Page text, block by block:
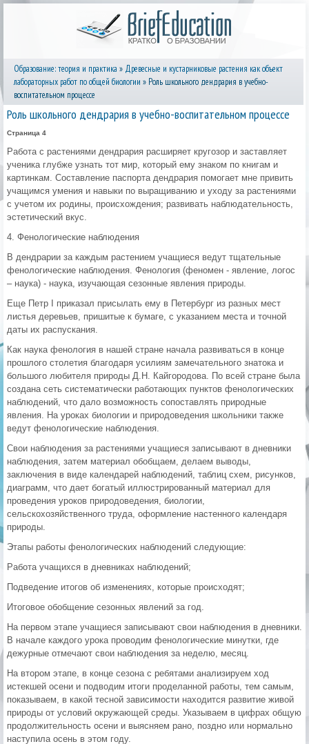
Образование: теория и практика » Древесные и кустарниковые растения как объект
лабораторных работ по общей биологии » Роль школьного дендрария в учебно-
воспитательном процессе
Роль школьного дендрария в учебно-воспитательном процессе
Страница 4
Работа с растениями дендрария расширяет кругозор и заставляет
ученика глубже узнать тот мир, который ему знаком по книгам и
картинкам. Составление паспорта дендрария помогает мне привить
учащимся умения и навыки по выращиванию и уходу за растениями
с учетом их родины, происхождения; развивать наблюдательность,
эстетический вкус.
4. Фенологические наблюдения
В дендрарии за каждым растением учащиеся ведут тщательные
фенологические наблюдения. Фенология (феномен - явление, логос
– наука) - наука, изучающая сезонные явления природы.
Еще Петр I приказал присылать ему в Петербург из разных мест
листья деревьев, пришитые к бумаге, с указанием места и точной
даты их распускания.
Как наука фенология в нашей стране начала развиваться в конце
прошлого столетия благодаря усилиям замечательного знатока и
большого любителя природы Д.Н. Кайгородова. По всей стране была
создана сеть систематически работающих пунктов фенологических
наблюдений, что дало возможность сопоставлять природные
явления. На уроках биологии и природоведения школьники также
ведут фенологические наблюдения.
Свои наблюдения за растениями учащиеся записывают в дневники
наблюдения, затем материал обобщаем, делаем выводы,
заключения в виде календарей наблюдений, таблиц схем, рисунков,
диаграмм, что дает богатый иллюстрированный материал для
проведения уроков природоведения, биологии,
сельскохозяйственного труда, оформление настенного календаря
природы.
Этапы работы фенологических наблюдений следующие:
Работа учащихся в дневниках наблюдений;
Подведение итогов об изменениях, которые происходят;
Итоговое обобщение сезонных явлений за год.
На первом этапе учащиеся записывают свои наблюдения в дневники.
В начале каждого урока проводим фенологические минутки, где
дежурные отмечают свои наблюдения за неделю, месяц.
На втором этапе, в конце сезона с ребятами анализируем ход
истекшей осени и подводим итоги проделанной работы, тем самым,
показываем, в какой тесной зависимости находится развитие живой
природы от условий окружающей среды. Указываем в цифрах общую
продолжительность осени и выясняем рано, поздно или нормально
наступила осень в этом году.